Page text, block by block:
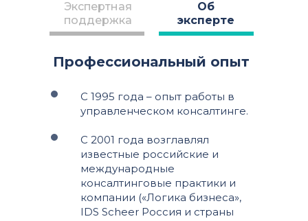
Профессиональный опыт
С 1995 года – опыт работы в
управленческом консалтинге.
С 2001 года возглавлял
известные российские и
международные
консалтинговые практики и
компании («Логика бизнеса»,
IDS Scheer Россия и страны
Экспертная
поддержка
Об
эксперте